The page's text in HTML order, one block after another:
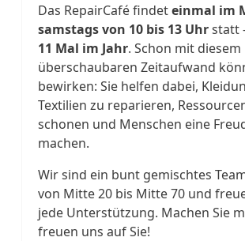
Das RepairCafé findeteinmal im
samstags von 10 bis 13 Uhrstatt
11 Mal im Jahr. Schon mit diesem
überschaubaren Zeitaufwand
bewirken: Sie helfen dabei,
Textilien zu reparieren,
schonen und Menschen eine
machen.
Wir sind ein bunt gemischtes
von Mitte 20 bis Mitte 70 und
jede Unterstützung. Machen Sie
freuen uns auf Sie!